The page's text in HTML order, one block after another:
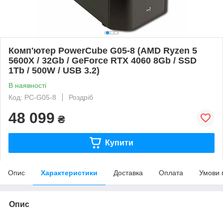
Комп'ютер PowerCube G05-8 (AMD Ryzen 5
5600X / 32Gb / GeForce RTX 4060 8Gb / SSD
1Tb / 500W / USB 3.2)
В наявності
Код: PC-G05-8
Роздріб
48 099 ₴
Купити
Опис Характеристики Доставка Оплата Умови
Опис